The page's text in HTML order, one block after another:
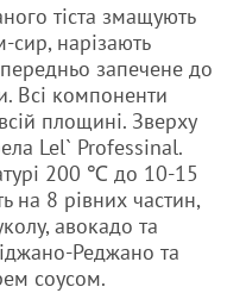
тіста змащують
нарізають
запечене до
Всі компоненти
площині. Зверху
Lel` Professinal.
200 ℃ до 10-15
на 8 рівних частин,
авокадо та
Реджано та
соусом.